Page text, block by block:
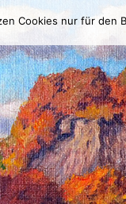
Inhalt springen
Cookies nur für den